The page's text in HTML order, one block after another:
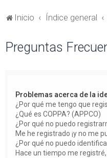
Inicio Índice general
Preguntas
Problemas acerca de la
¿Por qué me tengo que
¿Qué es COPPA? (APPCO)
¿Por qué no puedo
Me he registrado ¡y no me
¿Por qué no puedo
Hace un tiempo me